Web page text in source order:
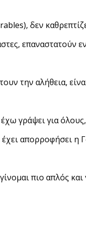
δεν
επαναστατούν
την αλήθεια,
γράψει για
απορροφήσει η
πιο απλός και